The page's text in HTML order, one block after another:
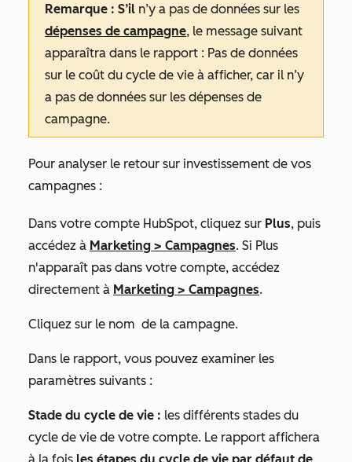
Remarque : S’il n’y a pas de données sur les
dépenses de campagne, le message suivant
apparaîtra dans le rapport : Pas de données
sur le coût du cycle de vie à afficher, car il n’y
a pas de données sur les dépenses de
campagne.
Pour analyser le retour sur investissement de vos
campagnes :
Dans votre compte HubSpot, cliquez sur Plus, puis
accédez à Marketing > Campagnes. Si Plus
n'apparaît pas dans votre compte, accédez
directement à Marketing > Campagnes.
Cliquez sur le nom de la campagne.
Dans le rapport, vous pouvez examiner les
paramètres suivants :
Stade du cycle de vie : les différents stades du
cycle de vie de votre compte. Le rapport affichera